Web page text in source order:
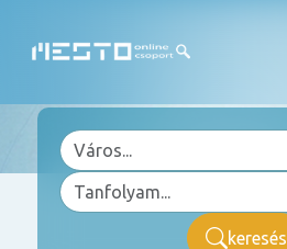
keresés